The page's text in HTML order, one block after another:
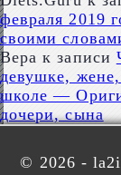
февраля 2019
своими
Вера к записи
девушке,
школе —
дочери, сына
© 2026 -